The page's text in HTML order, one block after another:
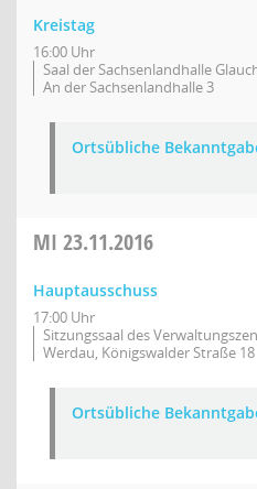
Kreistag
16:00 Uhr
Saal der Sachsenlandhalle
An der Sachsenlandhalle 3
Ortsübliche
MI 23.11.2016
Hauptausschuss
17:00 Uhr
Sitzungssaal des
Werdau, Königswalder Straße 18
Ortsübliche